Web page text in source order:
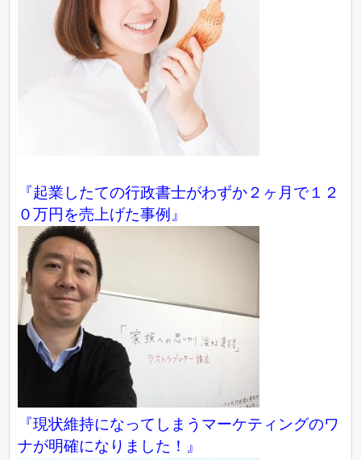
『起業したての行政書士がわずか２ヶ月で１２
０万円を売上げた事例』
『現状維持になってしまうマーケティングのワ
ナが明確になりました！』